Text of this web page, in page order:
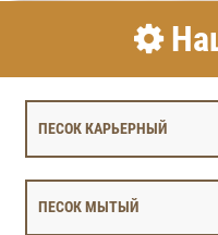
ПЕСОК КАРЬЕРНЫЙ
ПЕСОК МЫТЫЙ